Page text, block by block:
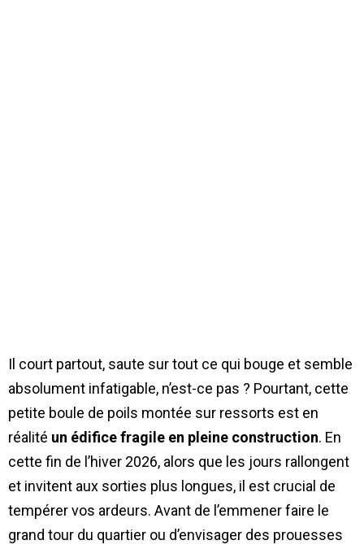
Il court partout, saute sur tout ce qui bouge et semble
absolument infatigable, n’est-ce pas ? Pourtant, cette
petite boule de poils montée sur ressorts est en
réalité un édifice fragile en pleine construction. En
cette fin de l’hiver 2026, alors que les jours rallongent
et invitent aux sorties plus longues, il est crucial de
tempérer vos ardeurs. Avant de l’emmener faire le
grand tour du quartier ou d’envisager des prouesses